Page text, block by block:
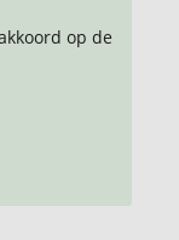
op de